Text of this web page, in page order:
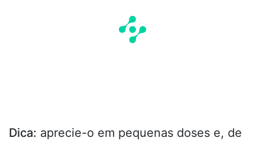
Dica: aprecie-o em pequenas doses e, de